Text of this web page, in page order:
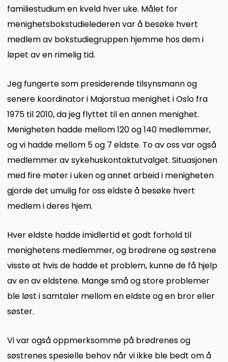
familiestudium en kveld hver uke. Målet for
menighetsbokstudielederen var å besøke hvert
medlem av bokstudiegruppen hjemme hos dem i
løpet av en rimelig tid.
Jeg fungerte som presiderende tilsynsmann og
senere koordinator i Majorstua menighet i Oslo fra
1975 til 2010, da jeg flyttet til en annen menighet.
Menigheten hadde mellom 120 og 140 medlemmer,
og vi hadde mellom 5 og 7 eldste. To av oss var også
medlemmer av sykehuskontaktutvalget. Situasjonen
med fire møter i uken og annet arbeid i menigheten
gjorde det umulig for oss eldste å besøke hvert
medlem i deres hjem.
Hver eldste hadde imidlertid et godt forhold til
menighetens medlemmer, og brødrene og søstrene
visste at hvis de hadde et problem, kunne de få hjelp
av en av eldstene. Mange små og store problemer
ble løst i samtaler mellom en eldste og en bror eller
søster.
Vi var også oppmerksomme på brødrenes og
søstrenes spesielle behov når vi ikke ble bedt om å